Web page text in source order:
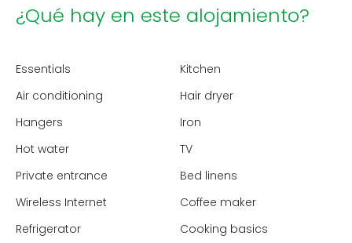
¿Qué hay en este alojamiento?
Essentials
Kitchen
Air conditioning
Hair dryer
Hangers
Iron
Hot water
TV
Private entrance
Bed linens
Wireless Internet
Coffee maker
Refrigerator
Cooking basics